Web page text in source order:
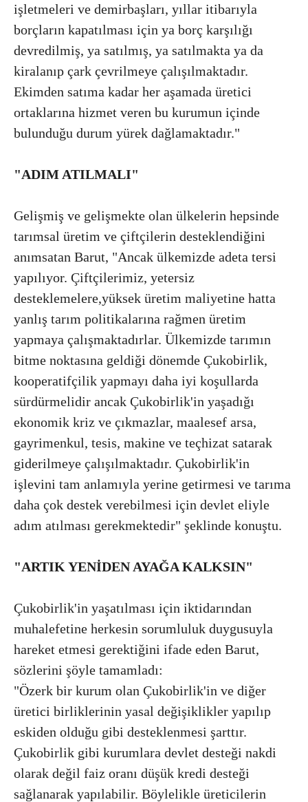
işletmeleri ve demirbaşları, yıllar itibarıyla
borçların kapatılması için ya borç karşılığı
devredilmiş, ya satılmış, ya satılmakta ya da
kiralanıp çark çevrilmeye çalışılmaktadır.
Ekimden satıma kadar her aşamada üretici
ortaklarına hizmet veren bu kurumun içinde
bulunduğu durum yürek dağlamaktadır."
"ADIM ATILMALI"
Gelişmiş ve gelişmekte olan ülkelerin hepsinde
tarımsal üretim ve çiftçilerin desteklendiğini
anımsatan Barut, "Ancak ülkemizde adeta tersi
yapılıyor. Çiftçilerimiz, yetersiz
desteklemelere,yüksek üretim maliyetine hatta
yanlış tarım politikalarına rağmen üretim
yapmaya çalışmaktadırlar. Ülkemizde tarımın
bitme noktasına geldiği dönemde Çukobirlik,
kooperatifçilik yapmayı daha iyi koşullarda
sürdürmelidir ancak Çukobirlik'in yaşadığı
ekonomik kriz ve çıkmazlar, maalesef arsa,
gayrimenkul, tesis, makine ve teçhizat satarak
giderilmeye çalışılmaktadır. Çukobirlik'in
işlevini tam anlamıyla yerine getirmesi ve tarıma
daha çok destek verebilmesi için devlet eliyle
adım atılması gerekmektedir" şeklinde konuştu.
"ARTIK YENİDEN AYAĞA KALKSIN"
Çukobirlik'in yaşatılması için iktidarından
muhalefetine herkesin sorumluluk duygusuyla
hareket etmesi gerektiğini ifade eden Barut,
sözlerini şöyle tamamladı:
"Özerk bir kurum olan Çukobirlik'in ve diğer
üretici birliklerinin yasal değişiklikler yapılıp
eskiden olduğu gibi desteklenmesi şarttır.
Çukobirlik gibi kurumlara devlet desteği nakdi
olarak değil faiz oranı düşük kredi desteği
sağlanarak yapılabilir. Böylelikle üreticilerin